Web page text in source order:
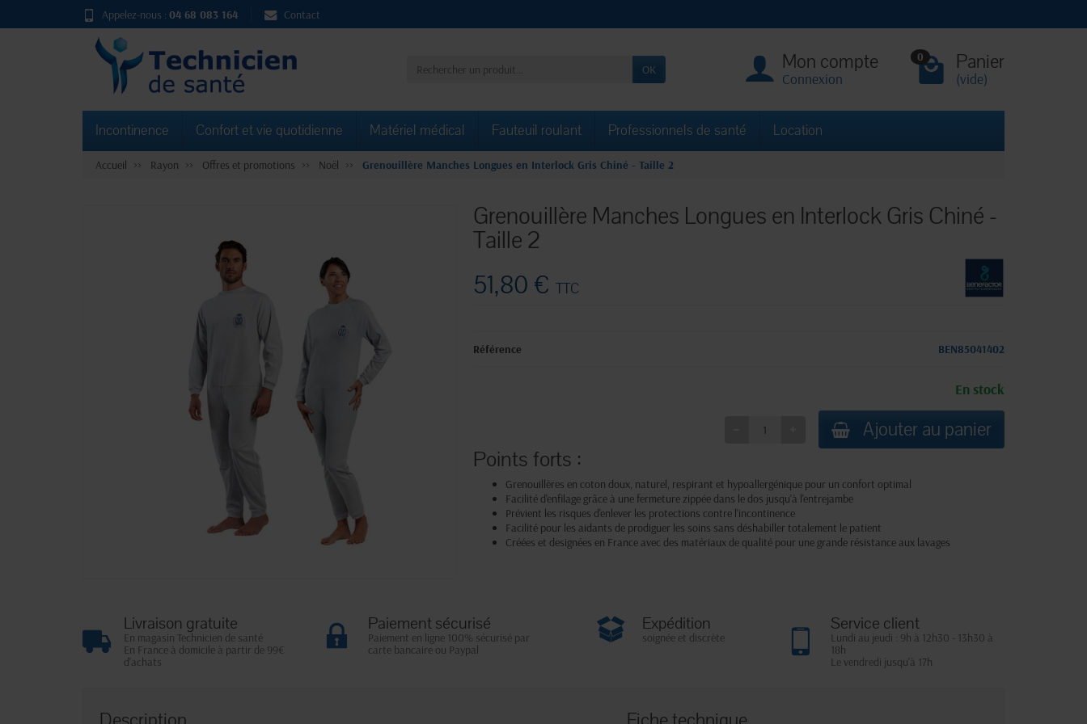
Appelez-nous : 04 68 083 164 Contact
OK Mon compte
Connexion
0 Panier
(vide)
Incontinence Confort et vie quotidienne Matériel médical Fauteuil roulant Professionnels de santé Location
Accueil Rayon Offres et promotions Noël Grenouillère Manches Longues en Interlock Gris Chiné - Taille 2
Grenouillère Manches Longues en Interlock Gris Chiné -
Taille 2
51,80 €TTC
Référence BEN85041402
En stock
Ajouter au panier
Points forts :
Grenouillères en coton doux, naturel, respirant et hypoallergénique pour un confort optimal
Facilité d'enfilage grâce à une fermeture zippée dans le dos jusqu'à l'entrejambe
Prévient les risques d'enlever les protections contre l'incontinence
Facilité pour les aidants de prodiguer les soins sans déshabiller totalement le patient
Créées et designées en France avec des matériaux de qualité pour une grande résistance aux lavages
Livraison gratuite
En magasin Technicien de santé
En France à domicile à partir de 99€
d'achats
Paiement sécurisé
Paiement en ligne 100% sécurisé par
carte bancaire ou Paypal
Expédition
soignée et discrète
Service client
Lundi au jeudi : 9h à 12h30 - 13h30 à
18h
Le vendredi jusqu'à 17h